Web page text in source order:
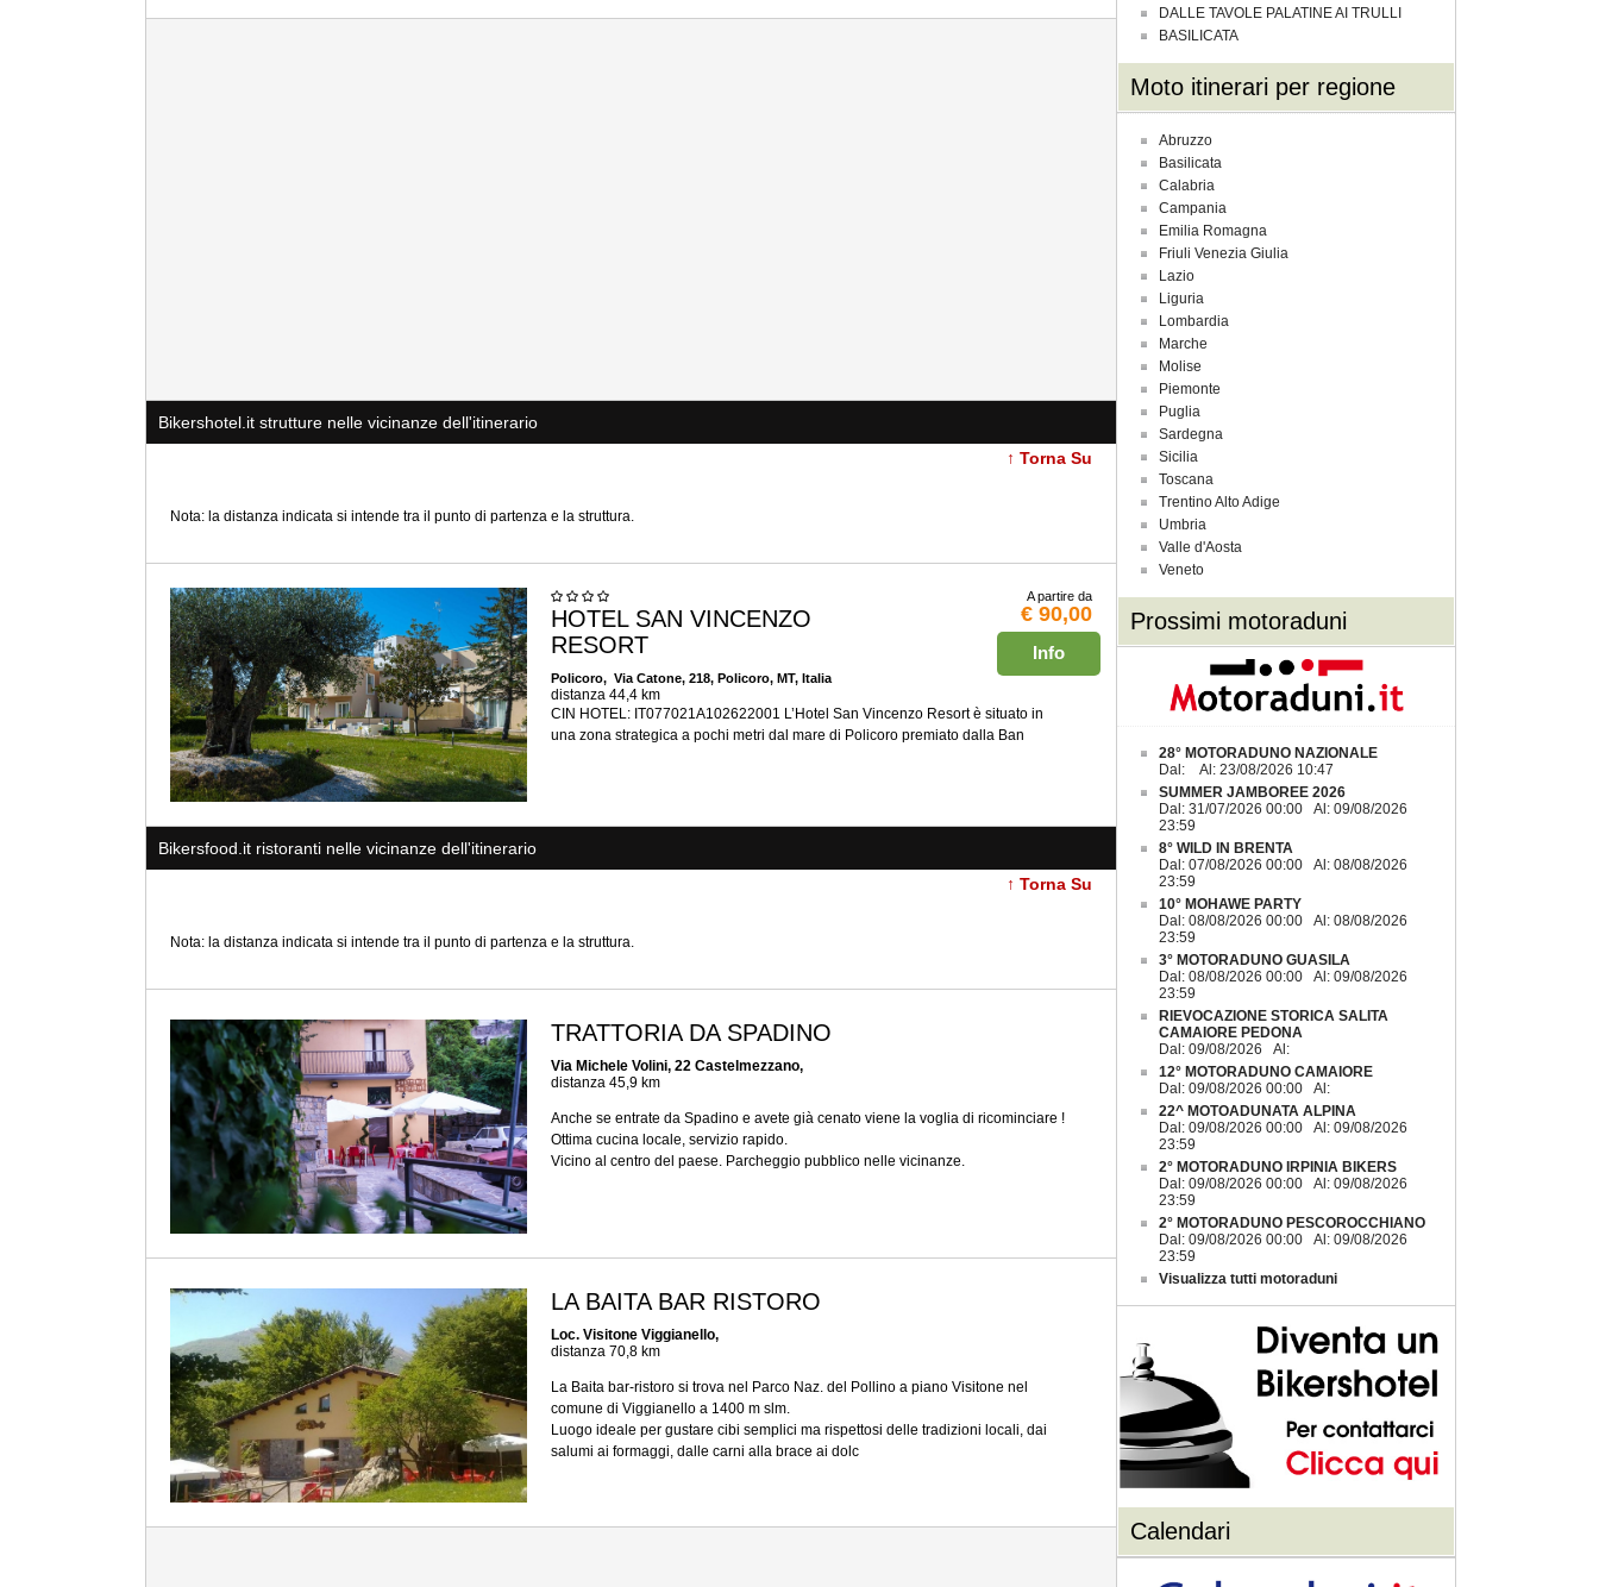
Bikershotel.it strutture nelle vicinanze dell'itinerario
↑ Torna Su
Nota: la distanza indicata si intende tra il punto di partenza e la struttura.
A partire da
€ 90,00
Info
HOTEL SAN VINCENZO
RESORT
Policoro, Via Catone, 218, Policoro, MT, Italia
distanza 44,4 km
CIN HOTEL: IT077021A102622001 L’Hotel San Vincenzo Resort è situato in
una zona strategica a pochi metri dal mare di Policoro premiato dalla Ban
Bikersfood.it ristoranti nelle vicinanze dell'itinerario
↑ Torna Su
Nota: la distanza indicata si intende tra il punto di partenza e la struttura.
TRATTORIA DA SPADINO
Via Michele Volini, 22 Castelmezzano,
distanza 45,9 km
Anche se entrate da Spadino e avete già cenato viene la voglia di ricominciare !
Ottima cucina locale, servizio rapido.
Vicino al centro del paese. Parcheggio pubblico nelle vicinanze.
LA BAITA BAR RISTORO
Loc. Visitone Viggianello,
distanza 70,8 km
La Baita bar-ristoro si trova nel Parco Naz. del Pollino a piano Visitone nel
comune di Viggianello a 1400 m slm.
Luogo ideale per gustare cibi semplici ma rispettosi delle tradizioni locali, dai
salumi ai formaggi, dalle carni alla brace ai dolc
DALLE TAVOLE PALATINE AI TRULLI
BASILICATA
Moto itinerari per regione
Abruzzo
Basilicata
Calabria
Campania
Emilia Romagna
Friuli Venezia Giulia
Lazio
Liguria
Lombardia
Marche
Molise
Piemonte
Puglia
Sardegna
Sicilia
Toscana
Trentino Alto Adige
Umbria
Valle d'Aosta
Veneto
Prossimi motoraduni
28° MOTORADUNO NAZIONALE
Dal: Al: 23/08/2026 10:47
SUMMER JAMBOREE 2026
Dal: 31/07/2026 00:00 Al: 09/08/2026
23:59
8° WILD IN BRENTA
Dal: 07/08/2026 00:00 Al: 08/08/2026
23:59
10° MOHAWE PARTY
Dal: 08/08/2026 00:00 Al: 08/08/2026
23:59
3° MOTORADUNO GUASILA
Dal: 08/08/2026 00:00 Al: 09/08/2026
23:59
RIEVOCAZIONE STORICA SALITA
CAMAIORE PEDONA
Dal: 09/08/2026 Al:
12° MOTORADUNO CAMAIORE
Dal: 09/08/2026 00:00 Al:
22^ MOTOADUNATA ALPINA
Dal: 09/08/2026 00:00 Al: 09/08/2026
23:59
2° MOTORADUNO IRPINIA BIKERS
Dal: 09/08/2026 00:00 Al: 09/08/2026
23:59
2° MOTORADUNO PESCOROCCHIANO
Dal: 09/08/2026 00:00 Al: 09/08/2026
23:59
Visualizza tutti motoraduni
Calendari